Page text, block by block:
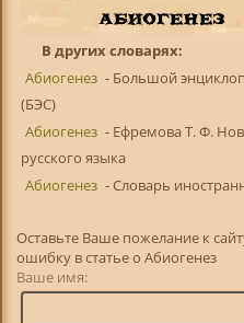
В других словарях:
Абиогенез - Большой
(БЭС)
Абиогенез - Ефремова Т. Ф.
русского языка
Абиогенез - Словарь
Оставьте Ваше пожелание к
ошибку в статье о Абиогенез
Ваше имя: